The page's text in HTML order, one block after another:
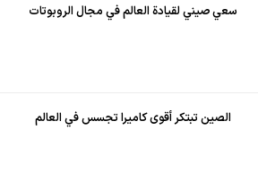
سعي صيني لقيادة العالم في مجال الروبوتات
الصين تبتكر أقوى كاميرا تجسس في العالم